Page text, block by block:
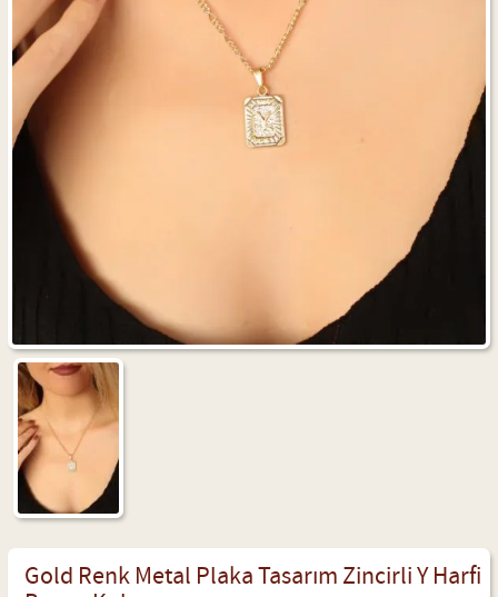
Gold Renk Metal Plaka Tasarım Zincirli Y Harfi